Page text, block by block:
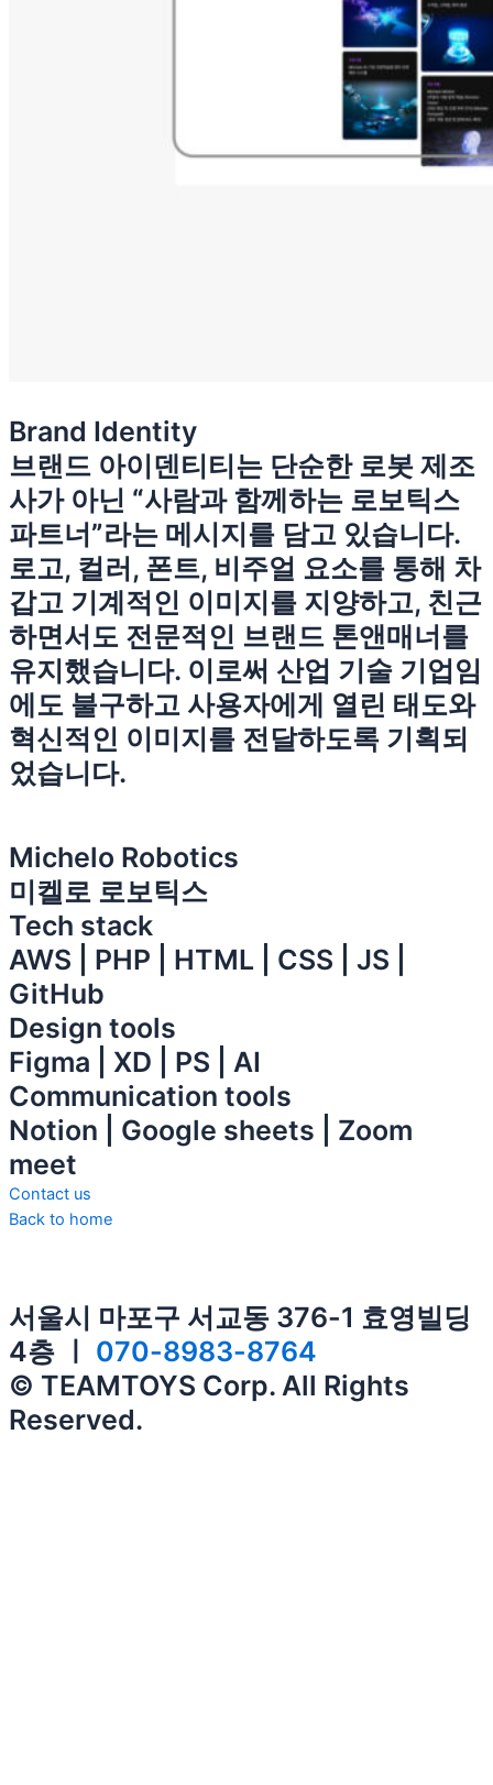
Brand Identity
브랜드 아이덴티티는 단순한 로봇 제조
사가 아닌 “사람과 함께하는 로보틱스
파트너”라는 메시지를 담고 있습니다.
로고, 컬러, 폰트, 비주얼 요소를 통해 차
갑고 기계적인 이미지를 지양하고, 친근
하면서도 전문적인 브랜드 톤앤매너를
유지했습니다. 이로써 산업 기술 기업임
에도 불구하고 사용자에게 열린 태도와
혁신적인 이미지를 전달하도록 기획되
었습니다.
Michelo Robotics
미켈로 로보틱스
Tech stack
AWS | PHP | HTML | CSS | JS |
GitHub
Design tools
Figma | XD | PS | AI
Communication tools
Notion | Google sheets | Zoom
meet
Contact us
Back to home
서울시 마포구 서교동 376-1 효영빌딩
4층 ㅣ 070-8983-8764
© TEAMTOYS Corp. All Rights
Reserved.